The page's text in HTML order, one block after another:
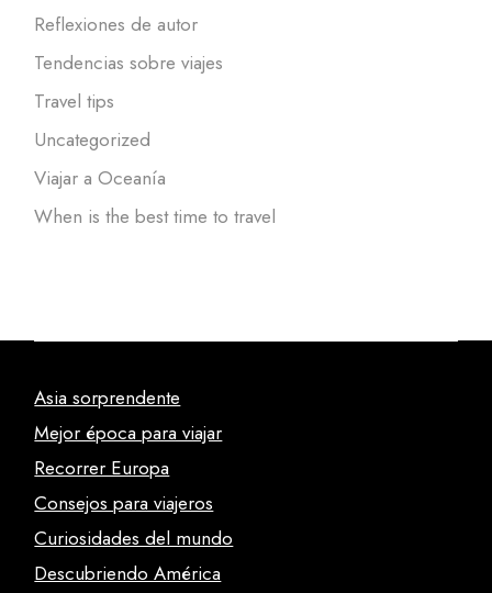
Reflexiones de autor
Tendencias sobre viajes
Travel tips
Uncategorized
Viajar a Oceanía
When is the best time to travel
Asia sorprendente
Mejor época para viajar
Recorrer Europa
Consejos para viajeros
Curiosidades del mundo
Descubriendo América